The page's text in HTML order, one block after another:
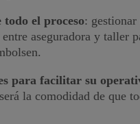
todo el proceso:
aseguradora y
para facilitar su
la comodidad de que